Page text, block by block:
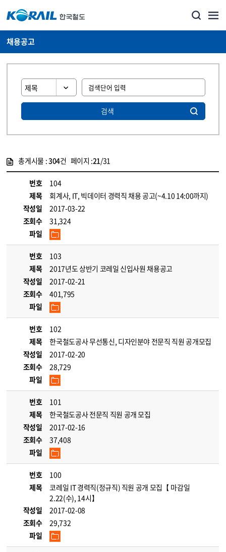
채용공고
검색
총게시물 :304건 페이지 :21/31
번호
104
제목
회계사, IT, 빅데이터 경력직 채용 공고(~4.10 14:00까지)
작성일
2017-03-22
조회수
31,324
파일
번호
103
제목
2017년도 상반기 코레일 신입사원 채용공고
작성일
2017-02-21
조회수
401,795
파일
번호
102
제목
한국철도공사 무선통신, 디자인분야 전문직 직원 공개모집
작성일
2017-02-20
조회수
28,729
파일
번호
101
제목
한국철도공사 전문직 직원 공개 모집
작성일
2017-02-16
조회수
37,408
파일
번호
100
제목
코레일 IT 경력직(정규직) 직원 공개 모집【 마감일
2.22(수), 14시】
작성일
2017-02-08
조회수
29,732
파일